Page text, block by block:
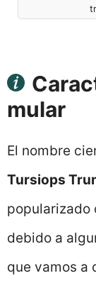
mular
El nombre
Tursiops
popularizado
debido a
que vamos a